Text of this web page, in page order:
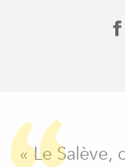
« Le Salève,